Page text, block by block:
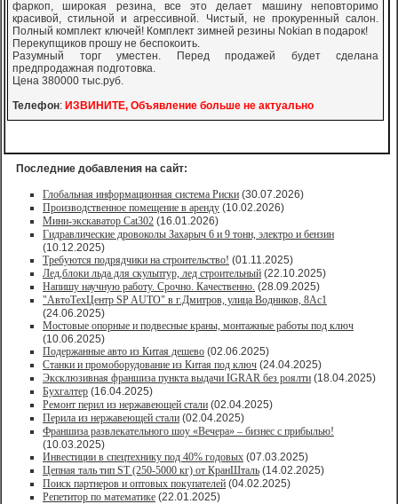
фаркоп, широкая резина, все это делает машину неповторимо
красивой, стильной и агрессивной. Чистый, не прокуренный салон.
Полный комплект ключей! Комплект зимней резины Nokian в подарок!
Перекупщиков прошу не беспокоить.
Разумный торг уместен. Перед продажей будет сделана
предпродажная подготовка.
Цена 380000 тыс.руб.
Телефон: ИЗВИНИТЕ, Объявление больше не актуально
Последние добавления на сайт:
Глобальная информационная система Риски (30.07.2026)
Производственное помещение в аренду (10.02.2026)
Мини-экскаватор Cat302 (16.01.2026)
Гидравлические дровоколы Захарыч 6 и 9 тонн, электро и бензин
(10.12.2025)
Требуются подрядчики на строительство! (01.11.2025)
Лед,блоки льда для скульптур, лед строительный (22.10.2025)
Напишу научную работу. Срочно. Качественно. (28.09.2025)
"АвтоТехЦентр SP AUTO" в г.Дмитров, улица Водников, 8Ас1
(24.06.2025)
Мостовые опорные и подвесные краны, монтажные работы под ключ
(10.06.2025)
Подержанные авто из Китая дешево (02.06.2025)
Станки и промоборудование из Китая под ключ (24.04.2025)
Эксклюзивная франшиза пункта выдачи IGRAR без роялти (18.04.2025)
Бухгалтер (16.04.2025)
Ремонт перил из нержавеющей стали (02.04.2025)
Перила из нержавеющей стали (02.04.2025)
Франшиза развлекательного шоу «Вечера» – бизнес с прибылью!
(10.03.2025)
Инвестиции в спецтехнику под 40% годовых (07.03.2025)
Цепная таль тип ST (250-5000 кг) от КранШталь (14.02.2025)
Поиск партнеров и оптовых покупателей (04.02.2025)
Репетитор по математике (22.01.2025)